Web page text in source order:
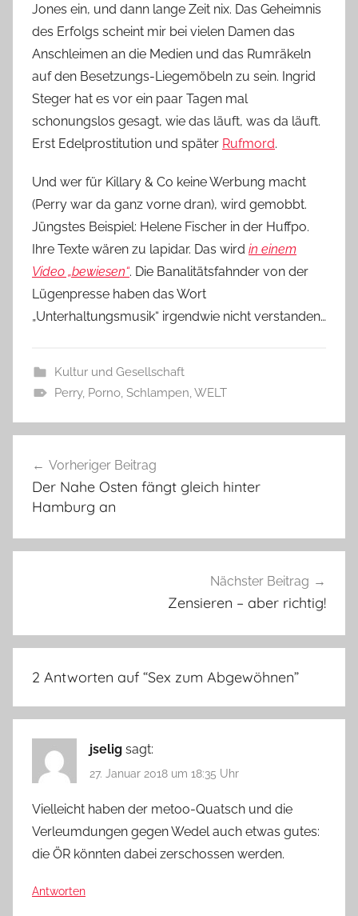
Jones ein, und dann lange Zeit nix. Das Geheimnis
des Erfolgs scheint mir bei vielen Damen das
Anschleimen an die Medien und das Rumräkeln
auf den Besetzungs-Liegemöbeln zu sein. Ingrid
Steger hat es vor ein paar Tagen mal
schonungslos gesagt, wie das läuft, was da läuft.
Erst Edelprostitution und später Rufmord.
Und wer für Killary & Co keine Werbung macht
(Perry war da ganz vorne dran), wird gemobbt.
Jüngstes Beispiel: Helene Fischer in der Huffpo.
Ihre Texte wären zu lapidar. Das wird in einem
Video „bewiesen“. Die Banalitätsfahnder von der
Lügenpresse haben das Wort
„Unterhaltungsmusik“ irgendwie nicht verstanden…
Kultur und Gesellschaft
Perry, Porno, Schlampen,WELT
Vorheriger Beitrag
Der Nahe Osten fängt gleich hinter
Hamburg an
Nächster Beitrag
Zensieren – aber richtig!
2 Antworten auf “Sex zum Abgewöhnen”
jselig sagt:
27. Januar 2018 um 18:35 Uhr
Vielleicht haben der metoo-Quatsch und die
Verleumdungen gegen Wedel auch etwas gutes:
die ÖR könnten dabei zerschossen werden.
Antworten